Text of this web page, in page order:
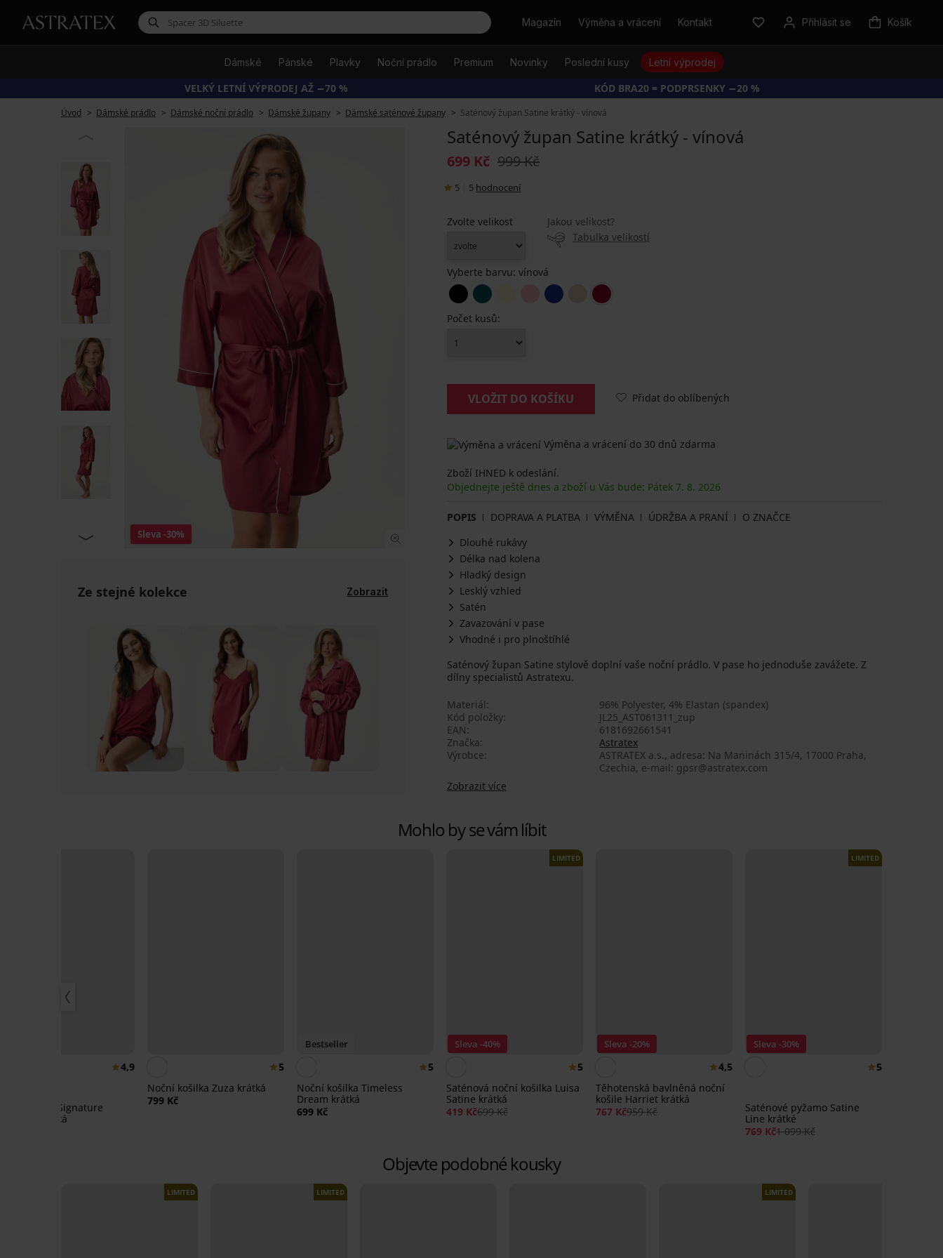
HledatMagazín Výměna a vrácení Kontakt Přihlásit se Košík
Dámské Pánské Plavky Noční prádlo Premium Novinky Poslední kusy Letní výprodej
VELKÝ LETNÍ VÝPRODEJ AŽ −70 % KÓD BRA20 = PODPRSENKY −20 %
Úvod Dámské prádlo Dámské noční prádlo Dámské župany Dámské saténové župany Saténový župan Satine krátký - vínová
Sleva -30%
Ze stejné kolekce Zobrazit
Saténový župan Satine krátký - vínová
699 Kč 999 Kč
5 5 hodnocení
Zvolte velikost
Jakou velikost?
Tabulka velikostí
Vyberte barvu: vínová
Počet kusů:
VLOŽIT DO KOŠÍKU Přidat do oblíbených
Výměna a vrácení do 30 dnů zdarma
Zboží IHNED k odeslání.
Objednejte ještě dnes a zboží u Vás bude: Pátek 7. 8. 2026
POPIS DOPRAVA A PLATBA VÝMĚNA ÚDRŽBA A PRANÍ
O ZNAČCE
Dlouhé rukávy
Délka nad kolena
Hladký design
Lesklý vzhled
Satén
Zavazování v pase
Vhodné i pro plnoštíhlé
Saténový župan Satine stylově doplní vaše noční prádlo. V pase ho jednoduše zavážete. Z
dílny specialistů Astratexu.
Materiál
96% Polyester, 4% Elastan (spandex)
Kód položky
JL25_AST061311_zup
EAN
6181692661541
Značka
Astratex
Výrobce
ASTRATEX a.s., adresa: Na Maninách 315/4, 17000 Praha,
Czechia, e-mail: gpsr@astratex.com
Zobrazit více
Mohlo by se vám líbit
4,9
košile Signature
krátká
5
Noční košilka Zuza krátká
799 Kč
Bestseller
5
Noční košilka Timeless
Dream krátká
699 Kč
Sleva -40%
LIMITED
5
Saténová noční košilka Luisa
Satine krátká
419 Kč699 Kč
Sleva -20%
4,5
Těhotenská bavlněná noční
košile Harriet krátká
767 Kč959 Kč
Sleva -30%
LIMITED
5
Saténové pyžamo Satine
Line krátké
769 Kč1 099 Kč
Objevte podobné kousky
LIMITED LIMITED LIMITED